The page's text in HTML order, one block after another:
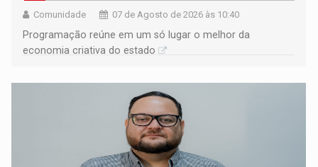
Comunidade 07 de Agosto de 2026 às 10:40
Programação reúne em um só lugar o melhor da
economia criativa do estado